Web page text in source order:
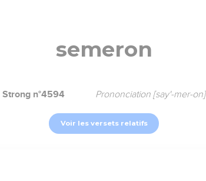
semeron
Strong n°4594 Prononciation [say'-mer-on]
Voir les versets relatifs